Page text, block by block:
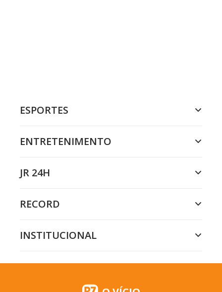
ESPORTES
ENTRETENIMENTO
JR 24H
RECORD
INSTITUCIONAL